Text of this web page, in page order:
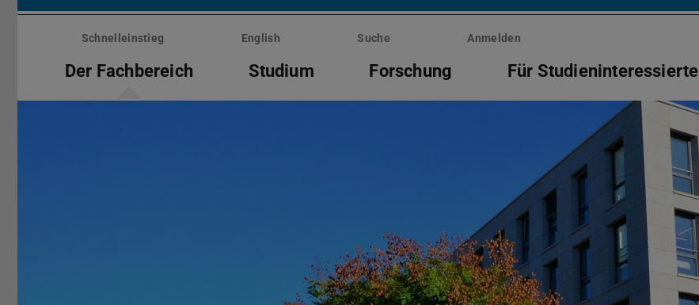
Menü
überspringenSchnelleinstieg English Suche Anmelden
Der Fachbereich Studium Forschung Für Studieninteressierte